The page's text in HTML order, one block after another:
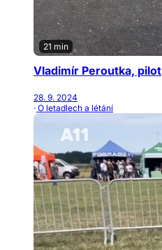
21 min
Vladimír Peroutka, pilot
28. 9. 2024
· O letadlech a létání